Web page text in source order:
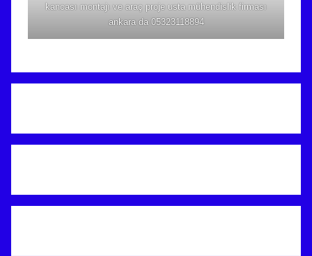
kancası montajı ve araç proje usta mühendislik firması
ankara da 05323118894